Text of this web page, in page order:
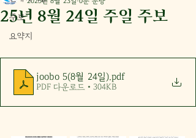
주보
요약지
25년 8월 24일 주일 주보
joobo 5(8월 24일) .pdf
PDF 다운로드 • 304KB